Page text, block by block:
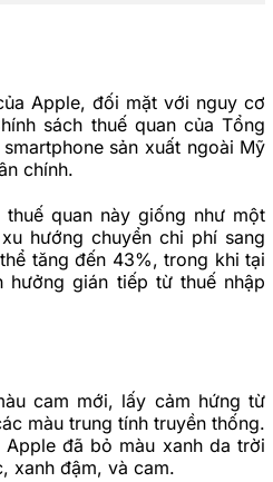
Apple, đối mặt với nguy cơ
sách thuế quan của Tổng
sản xuất ngoài Mỹ
chính.
quan này giống như một
hướng chuyển chi phí sang
tăng đến 43%, trong khi tại
gián tiếp từ thuế nhập
cam mới, lấy cảm hứng từ
màu trung tính truyền thống.
đã bỏ màu xanh da trời
xanh đậm, và cam.